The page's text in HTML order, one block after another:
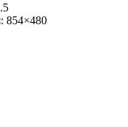
854×480